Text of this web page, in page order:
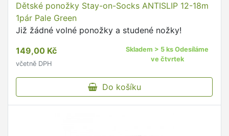
Dětské ponožky Stay-on-Socks ANTISLIP 12-18m
1pár Pale Green
Již žádné volné ponožky a studené nožky!
149,00 Kč
včetně DPH
Skladem > 5 ks Odesíláme
ve čtvrtek
Do košíku